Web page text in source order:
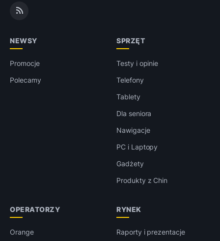
NEWSY
Promocje
Polecamy
SPRZĘT
Testy i opinie
Telefony
Tablety
Dla seniora
Nawigacje
PC i Laptopy
Gadżety
Produkty z Chin
OPERATORZY
Orange
RYNEK
Raporty i prezentacje